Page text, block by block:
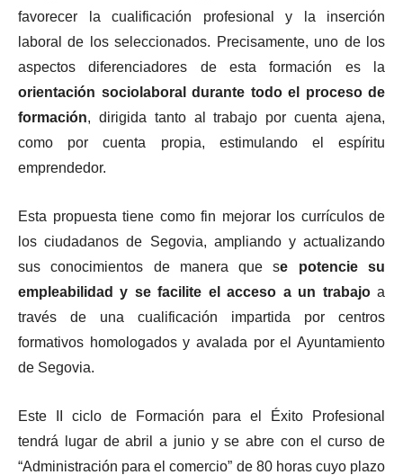
favorecer la cualificación profesional y la inserción
laboral de los seleccionados. Precisamente, uno de los
aspectos diferenciadores de esta formación es la
orientación sociolaboral durante todo el proceso de
formación, dirigida tanto al trabajo por cuenta ajena,
como por cuenta propia, estimulando el espíritu
emprendedor.
Esta propuesta tiene como fin mejorar los currículos de
los ciudadanos de Segovia, ampliando y actualizando
sus conocimientos de manera que se potencie su
empleabilidad y se facilite el acceso a un trabajoa
través de una cualificación impartida por centros
formativos homologados y avalada por el Ayuntamiento
de Segovia.
Este II ciclo de Formación para el Éxito Profesional
tendrá lugar de abril a junio y se abre con el curso de
“Administración para el comercio” de 80 horas cuyo plazo